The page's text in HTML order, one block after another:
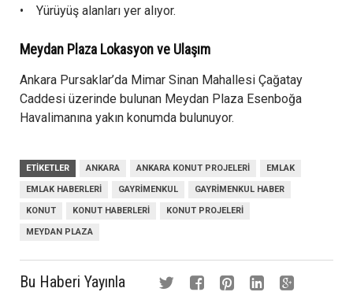
• Yürüyüş alanları yer alıyor.
Meydan Plaza Lokasyon ve Ulaşım
Ankara Pursaklar’da Mimar Sinan Mahallesi Çağatay
Caddesi üzerinde bulunan Meydan Plaza Esenboğa
Havalimanına yakın konumda bulunuyor.
ETIKETLER ANKARA ANKARA KONUT PROJELERI EMLAK
EMLAK HABERLERI GAYRIMENKUL GAYRIMENKUL HABER
KONUT KONUT HABERLERI KONUT PROJELERI
MEYDAN PLAZA
Bu Haberi Yayınla